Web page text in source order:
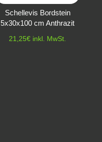
Schellevis Bordstein
5x30x100 cm Anthrazit
21,25€ inkl. MwSt.